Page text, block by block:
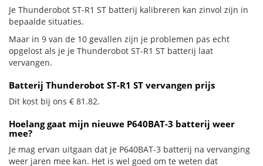
Je Thunderobot ST-R1 ST batterij kalibreren kan zinvol zijn in
bepaalde situaties.
Maar in 9 van de 10 gevallen zijn je problemen pas echt
opgelost als je je Thunderobot ST-R1 ST batterij laat
vervangen.
Batterij Thunderobot ST-R1 ST vervangen prijs
Dit kost bij ons € 81.82.
Hoelang gaat mijn nieuwe P640BAT-3 batterij weer
mee?
Je mag ervan uitgaan dat je P640BAT-3 batterij na vervanging
weer jaren mee kan. Het is wel goed om te weten dat